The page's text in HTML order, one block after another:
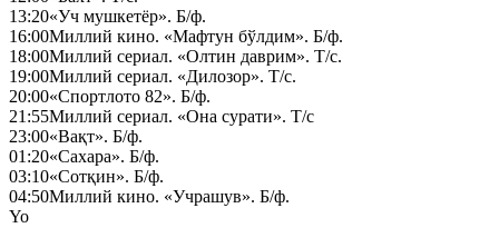
13:20«Уч мушкетёр». Б/ф.
16:00Миллий кино. «Мафтун бўлдим». Б/ф.
18:00Миллий сериал. «Олтин даврим». Т/с.
19:00Миллий сериал. «Дилозор». Т/с.
20:00«Спортлото 82». Б/ф.
21:55Миллий сериал. «Она сурати». Т/с
23:00«Вақт». Б/ф.
01:20«Сахара». Б/ф.
03:10«Сотқин». Б/ф.
04:50Миллий кино. «Учрашув». Б/ф.
Yo